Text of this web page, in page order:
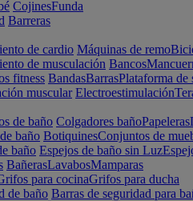
CojinesFunda
Barreras
de cardio Máquinas de remo
de musculación Bancos
fitness BandasBarrasPlataforma de
muscular Electroestimulación
de baño Colgadores bañoPapeleras
baño BotiquinesConjuntos de
baño Espejos de baño sin Luz
BañerasLavabosMamparas
para cocinaGrifos para ducha
de baño Barras de seguridad para